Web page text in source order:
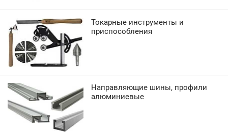
Токарные инструменты и
приспособления
Направляющие шины, профили
алюминиевые